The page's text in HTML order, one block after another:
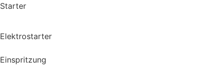
Starter
Elektrostarter
Einspritzung